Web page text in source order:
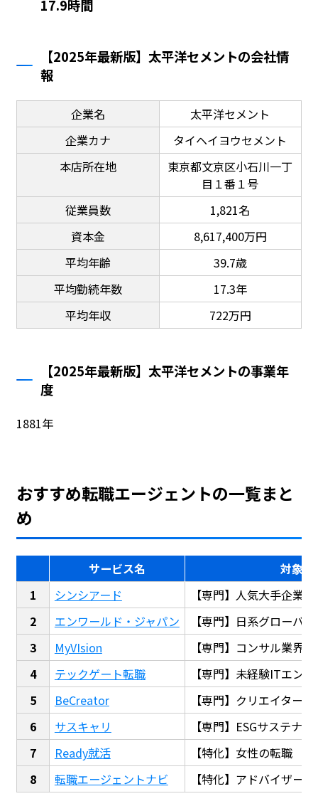
17.9時間
【2025年最新版】太平洋セメントの会社情
報
企業名
太平洋セメント
企業カナ
タイヘイヨウセメント
本店所在地
東京都文京区小石川一丁
目１番１号
従業員数
1,821名
資本金
8,617,400万円
平均年齢
39.7歳
平均勤続年数
17.3年
平均年収
722万円
【2025年最新版】太平洋セメントの事業年
度
1881年
おすすめ転職エージェントの一覧まと
め
サービス名
対象
シンシアード
【専門】人気大手企業
エンワールド・ジャパン
【専門】日系グローバ
MyVIsion
【専門】コンサル業界
テックゲート転職
【専門】未経験ITエン
BeCreator
【専門】クリエイター
サスキャリ
【専門】ESGサステナ
Ready就活
【特化】女性の転職
転職エージェントナビ
【特化】アドバイザー